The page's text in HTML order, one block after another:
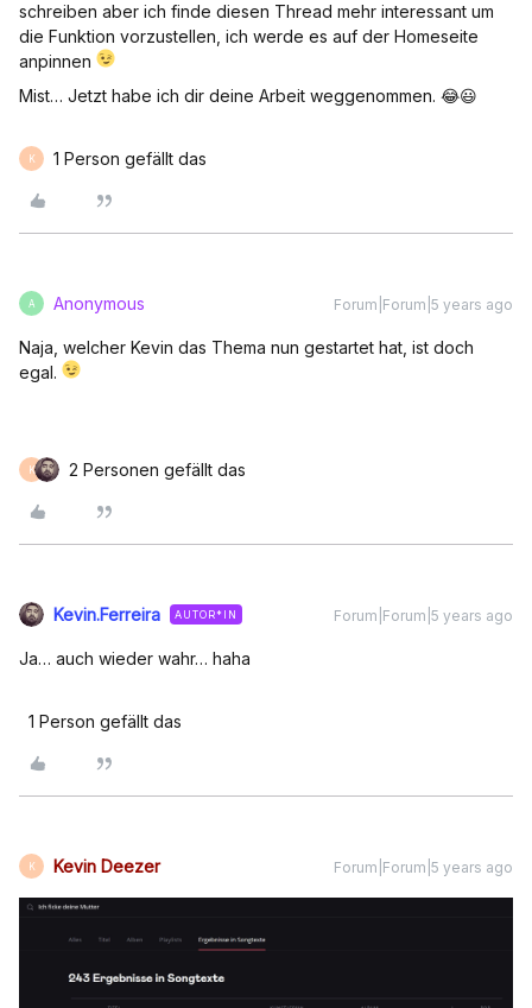
schreiben aber ich finde diesen Thread mehr interessant um
die Funktion vorzustellen, ich werde es auf der Homeseite
anpinnen
Mist… Jetzt habe ich dir deine Arbeit weggenommen. 😂😃
K 1 Person gefällt das
A Anonymous Forum|Forum|5 years ago
Naja, welcher Kevin das Thema nun gestartet hat, ist doch
egal.
K 2 Personen gefällt das
Kevin.Ferreira AUTOR*IN Forum|Forum|5 years ago
Ja… auch wieder wahr… haha
1 Person gefällt das
K Kevin Deezer Forum|Forum|5 years ago